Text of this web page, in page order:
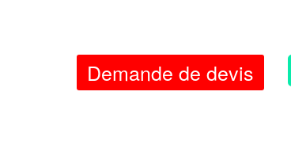
Demande de devis